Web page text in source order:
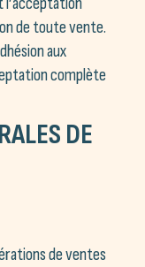
de toute vente.
aux
complète
DE
de ventes